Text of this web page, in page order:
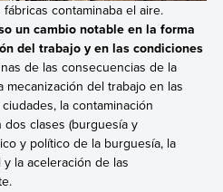
contaminaba el aire.
un cambio notable en la forma
del trabajo y en las condiciones
de las consecuencias de la
del trabajo en las
la contaminación
clases (burguesía y
y político de la burguesía, la
la aceleración de las